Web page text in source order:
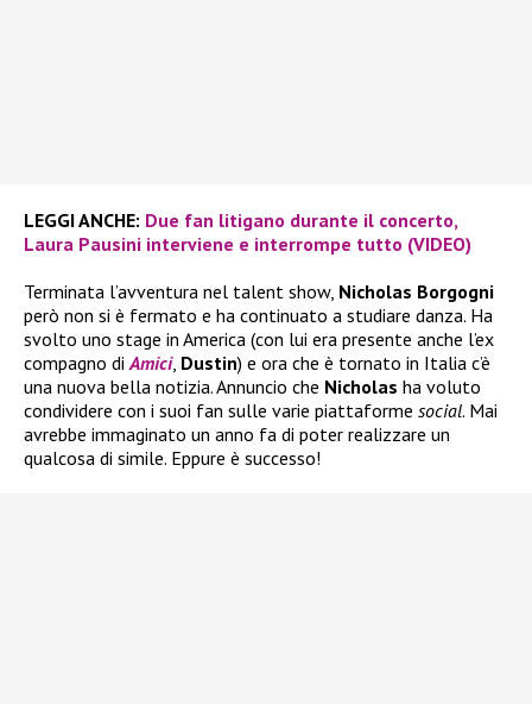
LEGGI ANCHE: Due fan litigano durante il concerto,
Laura Pausini interviene e interrompe tutto (VIDEO)
Terminata l’avventura nel talent show, Nicholas Borgogni
però non si è fermato e ha continuato a studiare danza. Ha
svolto uno stage in America (con lui era presente anche l’ex
compagno diAmici, Dustin) e ora che è tornato in Italia c’è
una nuova bella notizia. Annuncio che Nicholas ha voluto
condividere con i suoi fan sulle varie piattaforme social. Mai
avrebbe immaginato un anno fa di poter realizzare un
qualcosa di simile. Eppure è successo!